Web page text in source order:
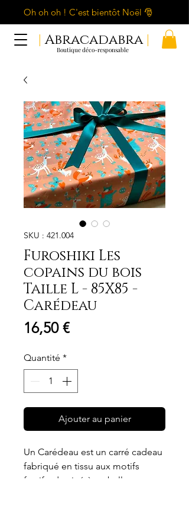
Oh oh oh ! C'est bientôt Noël 🎅
| Abracadabra |
Boutique déco-responsable
SKU : 421.004
Furoshiki Les
copains du bois
Taille L - 85X85 -
Carédeau
16,50 €Prix
Quantité *
Ajouter au panier
Un Carédeau est un carré cadeau
fabriqué en tissu aux motifs
festifs, destiné à emballer vos